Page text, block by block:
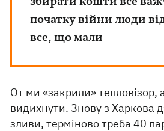
початку війни люди
все, що мали
От ми «закрили»
видихнути. Знову з Харкова
зливи, терміново треба 40